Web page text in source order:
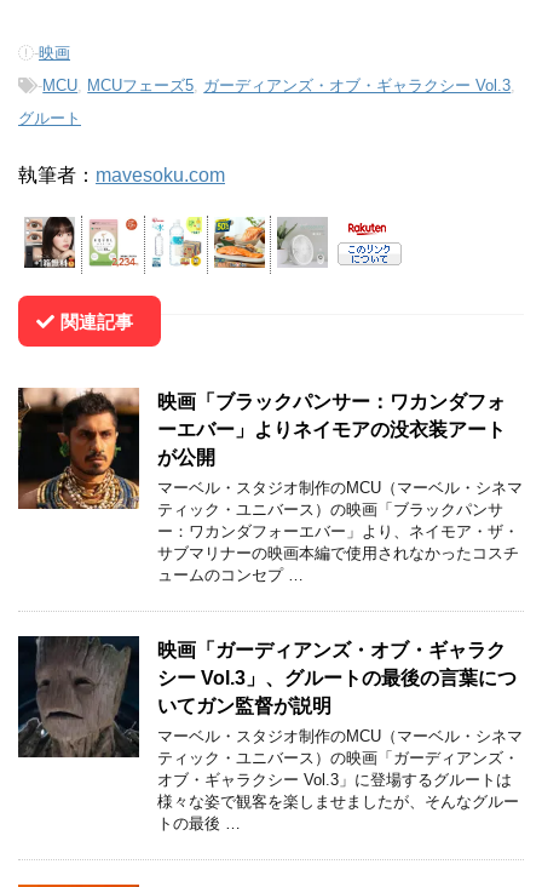
-映画
-MCU MCUフェーズ5 ガーディアンズ・オブ・ギャラクシー Vol.3
グルート
執筆者： mavesoku.com
関連記事
映画「ブラックパンサー：ワカンダフォ
ーエバー」よりネイモアの没衣装アート
が公開
マーベル・スタジオ制作のMCU（マーベル・シネマ
ティック・ユニバース）の映画「ブラックパンサ
ー：ワカンダフォーエバー」より、ネイモア・ザ・
サブマリナーの映画本編で使用されなかったコスチ
ュームのコンセプ …
映画「ガーディアンズ・オブ・ギャラク
シー Vol.3」、グルートの最後の言葉につ
いてガン監督が説明
マーベル・スタジオ制作のMCU（マーベル・シネマ
ティック・ユニバース）の映画「ガーディアンズ・
オブ・ギャラクシー Vol.3」に登場するグルートは
様々な姿で観客を楽しませましたが、そんなグルー
トの最後 …